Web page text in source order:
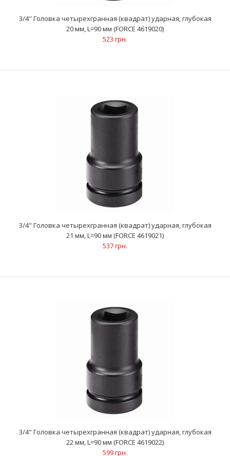
537 грн.
3/4" Головка четырехгранная (квадрат) ударная, глубокая 20
3/4" Головка четырехгранная (квадрат) ударная, глубокая
20 мм, L=90 мм (FORCE 4619020)
523 грн.
3/4" Головка четырехгранная (квадрат) ударная, глубокая
21 мм, L=90 мм (FORCE 4619021)
537 грн.
3/4" Головка четырехгранная (квадрат) ударная, глубокая
22 мм, L=90 мм (FORCE 4619022)
599 грн.